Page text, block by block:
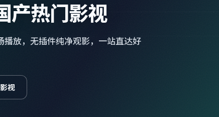
产热门影视
放，无插件纯净观影，一站直达好
视